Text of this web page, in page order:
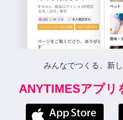
みんなでつくる、新
ANYTIMESアプリ